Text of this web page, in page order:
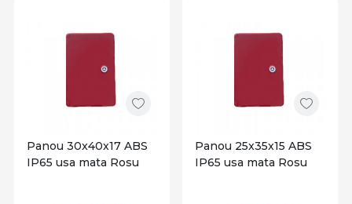
Panou 30x40x17 ABS
IP65 usa mata Rosu
Panou 25x35x15 ABS
IP65 usa mata Rosu